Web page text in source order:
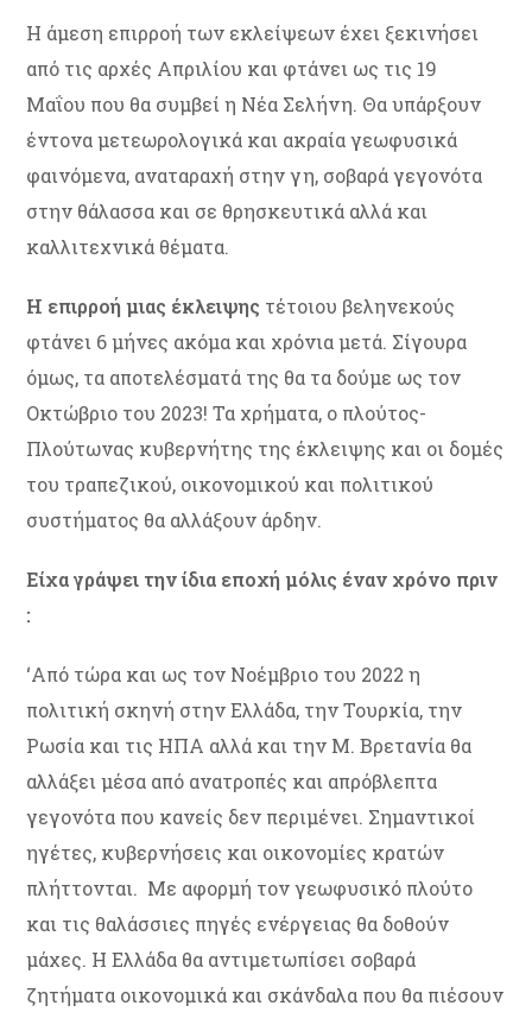
Η άμεση επιρροή των εκλείψεων έχει ξεκινήσει
από τις αρχές Απριλίου και φτάνει ως τις 19
Μαΐου που θα συμβεί η Νέα Σελήνη. Θα υπάρξουν
έντονα μετεωρολογικά και ακραία γεωφυσικά
φαινόμενα, αναταραχή στην γη, σοβαρά γεγονότα
στην θάλασσα και σε θρησκευτικά αλλά και
καλλιτεχνικά θέματα.
Η επιρροή μιας έκλειψης τέτοιου βεληνεκούς
φτάνει 6 μήνες ακόμα και χρόνια μετά. Σίγουρα
όμως, τα αποτελέσματά της θα τα δούμε ως τον
Οκτώβριο του 2023! Τα χρήματα, ο πλούτος-
Πλούτωνας κυβερνήτης της έκλειψης και οι δομές
του τραπεζικού, οικονομικού και πολιτικού
συστήματος θα αλλάξουν άρδην.
Είχα γράψει την ίδια εποχή μόλις έναν χρόνο πριν
:
‘Από τώρα και ως τον Νοέμβριο του 2022 η
πολιτική σκηνή στην Ελλάδα, την Τουρκία, την
Ρωσία και τις ΗΠΑ αλλά και την Μ. Βρετανία θα
αλλάξει μέσα από ανατροπές και απρόβλεπτα
γεγονότα που κανείς δεν περιμένει. Σημαντικοί
ηγέτες, κυβερνήσεις και οικονομίες κρατών
πλήττονται. Με αφορμή τον γεωφυσικό πλούτο
και τις θαλάσσιες πηγές ενέργειας θα δοθούν
μάχες. Η Ελλάδα θα αντιμετωπίσει σοβαρά
ζητήματα οικονομικά και σκάνδαλα που θα πιέσουν